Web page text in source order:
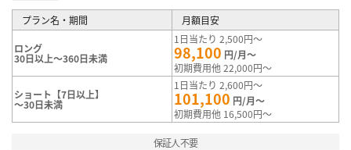
プラン名・期間 月額目安
ロング
30日以上～360日未満
1日当たり 2,500円～
98,100 円/月～
初期費用他 22,000円～
ショート【7日以上】
～30日未満
1日当たり 2,600円～
101,100 円/月～
初期費用他 16,500円～
保証人不要